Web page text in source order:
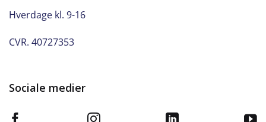
Hverdage kl. 9-16
CVR. 40727353
Sociale medier